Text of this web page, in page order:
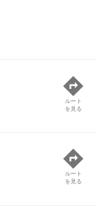
ルート
を見る
ルート
を見る